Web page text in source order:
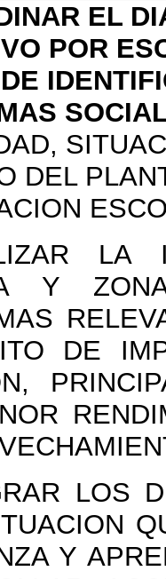
EL
POR
DEL
LA
Y
DE
LOS
Y